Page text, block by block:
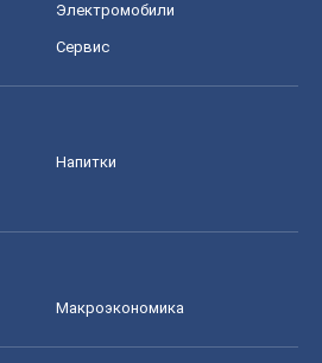
Электромобили
Сервис
Напитки
Mакроэкономика